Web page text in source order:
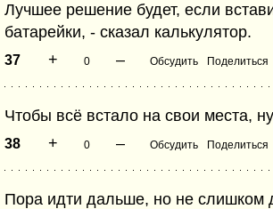
Лучшее решение будет, если
батарейки, - сказал калькулятор.
37 + 0 – Обсудить Поделиться
Чтобы всё встало на свои места,
38 + 0 – Обсудить Поделиться
Пора идти дальше, но не слишком